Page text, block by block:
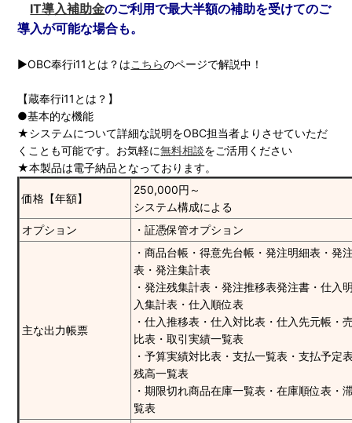
IT導入補助金のご利用で最大半額の補助を受けてのご
導入が可能な場合も。
▶OBC奉行i11とは？はこちらのページで解説中！
【蔵奉行i11とは？】
●基本的な機能
★システムについて詳細な説明をOBC担当者よりさせていただ
くことも可能です。お気軽に無料相談をご活用ください
★本製品は電子納品となっております。
価格【年額】
250,000円～
システム構成による
オプション
・証憑保管オプション
主な出力帳票
・商品台帳・得意先台帳・発注明細表・発
表・発注集計表
・発注残集計表・発注推移表発注書・仕入
入集計表・仕入順位表
・仕入推移表・仕入対比表・仕入先元帳・
比表・取引実績一覧表
・予算実績対比表・支払一覧表・支払予定
残高一覧表
・期限切れ商品在庫一覧表・在庫順位表・
覧表